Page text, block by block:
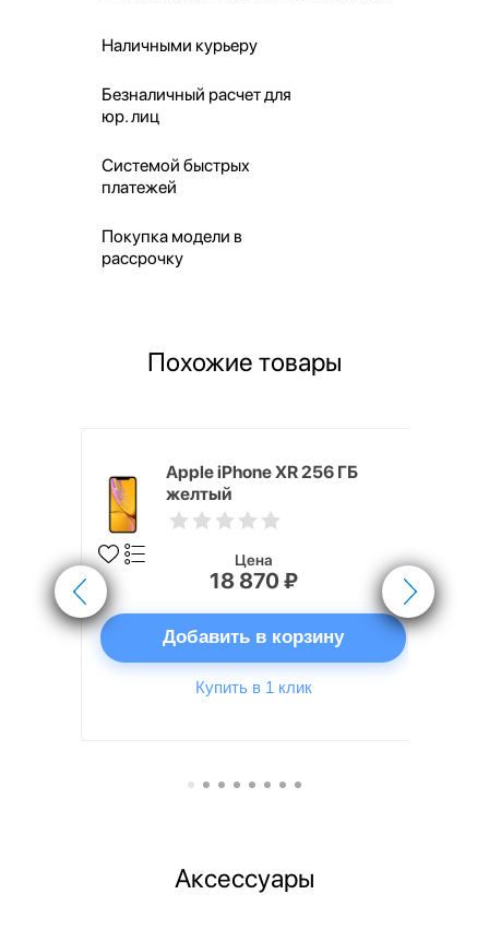
Наличными курьеру
Безналичный расчет для
юр. лиц
Системой быстрых
платежей
Покупка модели в
рассрочку
Похожие товары
Apple iPhone XR 256 ГБ
желтый
Цена
18 870 ₽
Добавить в корзину
Купить в 1 клик
Аксессуары